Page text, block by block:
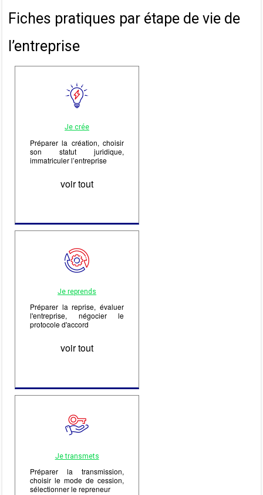
Fiches pratiques par étape de vie de
l’entreprise
Je crée
Préparer la création, choisir
son statut juridique,
immatriculer l’entreprise
voir tout
Je reprends
Préparer la reprise, évaluer
l'entreprise, négocier le
protocole d'accord
voir tout
Je transmets
Préparer la transmission,
choisir le mode de cession,
sélectionner le repreneur